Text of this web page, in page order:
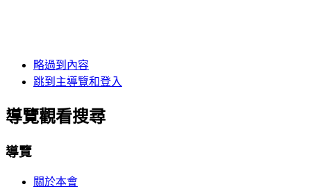
略過到內容
跳到主導覽和登入
導覽觀看搜尋
導覽
關於本會